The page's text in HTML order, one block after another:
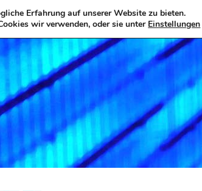
Erfahrung auf unserer Website zu bieten.
wir verwenden, oder sie unter Einstellungen